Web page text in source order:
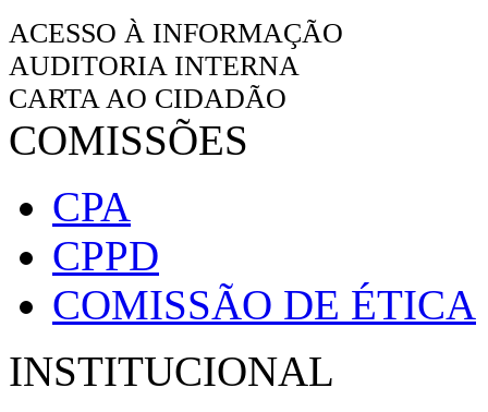
ACESSO À INFORMAÇÃO
AUDITORIA INTERNA
CARTA AO CIDADÃO
COMISSÕES
CPA
CPPD
COMISSÃO DE ÉTICA
INSTITUCIONAL